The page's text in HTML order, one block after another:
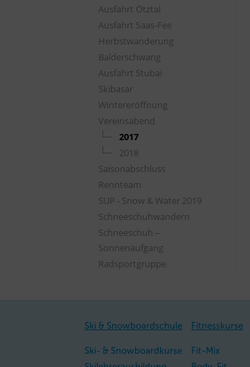
Ausfahrt Ötztal
Ausfahrt Saas-Fee
Herbstwanderung
Balderschwang
Ausfahrt Stubai
Skibasar
Wintereröffnung
Vereinsabend
2017
2018
Saisonabschluss
Rennteam
SUP - Snow & Water 2019
Schneeschuhwandern
Schneeschuh –
Sonnenaufgang
Radsportgruppe
Ski & Snowboardschule
Ski- & Snowboardkurse
Fitnesskurse
Fit-Mix